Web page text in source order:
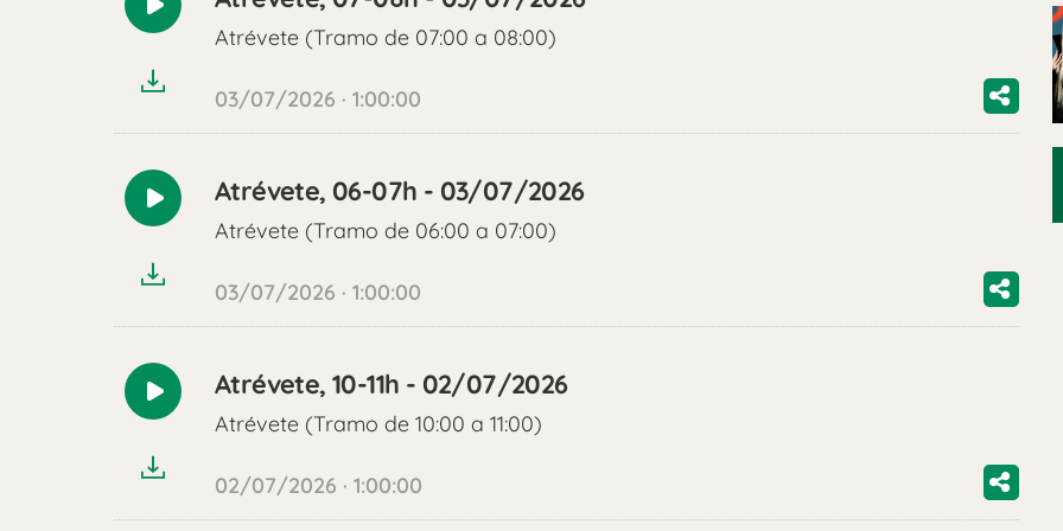
Reproducir
Atrévete (Tramo de 07:00 a 08:00)
03/07/2026 · 1:00:00
Reproducir
Atrévete, 06-07h - 03/07/2026
Atrévete (Tramo de 06:00 a 07:00)
03/07/2026 · 1:00:00
Reproducir
Atrévete, 10-11h - 02/07/2026
Atrévete (Tramo de 10:00 a 11:00)
02/07/2026 · 1:00:00